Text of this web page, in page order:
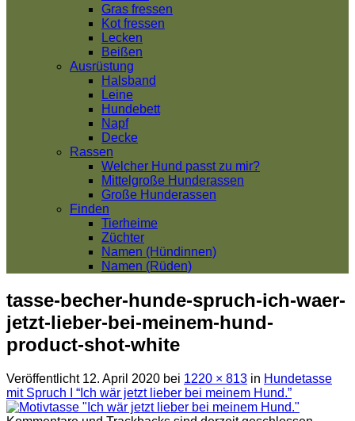
Gras fressen
Kot fressen
Lecken
Beißen
Ausrüstung
Halsband
Leine
Hundebett
Napf
Decke
Rassen
Welcher Hund passt zu mir?
Mittelgroße Hunderassen
Große Hunderassen
Finden
Tierheime
Züchter
Namen (Hündinnen)
Namen (Rüden)
tasse-becher-hunde-spruch-ich-waer-
jetzt-lieber-bei-meinem-hund-
product-shot-white
Veröffentlicht 12. April 2020 bei 1220 × 813 in Hundetasse
mit Spruch I “Ich wär jetzt lieber bei meinem Hund.”